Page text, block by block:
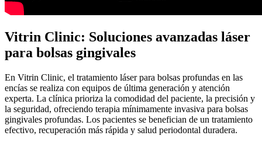
Vitrin Clinic: Soluciones avanzadas láser
para bolsas gingivales
En Vitrin Clinic, el tratamiento láser para bolsas profundas en las
encías se realiza con equipos de última generación y atención
experta. La clínica prioriza la comodidad del paciente, la precisión y
la seguridad, ofreciendo terapia mínimamente invasiva para bolsas
gingivales profundas. Los pacientes se benefician de un tratamiento
efectivo, recuperación más rápida y salud periodontal duradera.